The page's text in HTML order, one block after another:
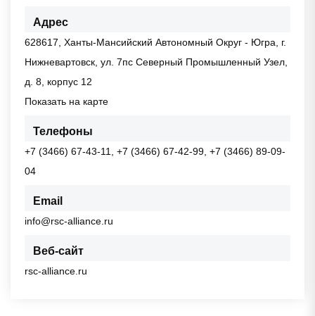
Адрес
628617, Ханты-Мансийский Автономный Округ - Югра, г.
Нижневартовск, ул. 7пс Северный Промышленный Узел,
д. 8, корпус 12
Показать на карте
Телефоны
+7 (3466) 67-43-11, +7 (3466) 67-42-99, +7 (3466) 89-09-
04
Email
info@rsc-alliance.ru
Веб-сайт
rsc-alliance.ru